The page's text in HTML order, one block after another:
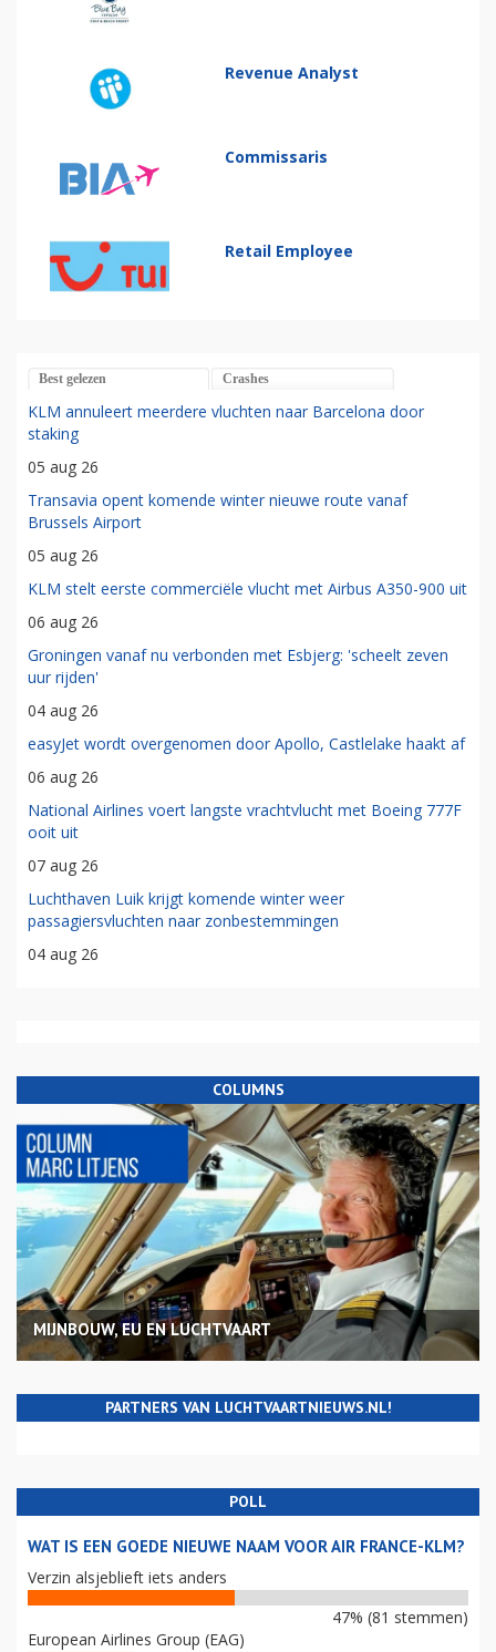
Revenue Analyst
Commissaris
Retail Employee
Best gelezen Crashes
KLM annuleert meerdere vluchten naar Barcelona door
staking
05 aug 26
Transavia opent komende winter nieuwe route vanaf
Brussels Airport
05 aug 26
KLM stelt eerste commerciële vlucht met Airbus A350-900 uit
06 aug 26
Groningen vanaf nu verbonden met Esbjerg: 'scheelt zeven
uur rijden'
04 aug 26
easyJet wordt overgenomen door Apollo, Castlelake haakt af
06 aug 26
National Airlines voert langste vrachtvlucht met Boeing 777F
ooit uit
07 aug 26
Luchthaven Luik krijgt komende winter weer
passagiersvluchten naar zonbestemmingen
04 aug 26
COLUMNS
MIJNBOUW, EU EN LUCHTVAART
PARTNERS VAN LUCHTVAARTNIEUWS.NL!
POLL
WAT IS EEN GOEDE NIEUWE NAAM VOOR AIR FRANCE-KLM?
Verzin alsjeblieft iets anders
47% (81 stemmen)
European Airlines Group (EAG)